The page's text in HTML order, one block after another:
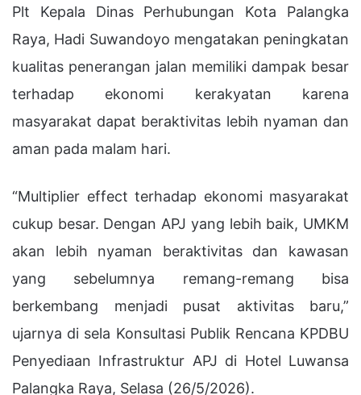
Plt Kepala Dinas Perhubungan Kota Palangka
Raya, Hadi Suwandoyo mengatakan peningkatan
kualitas penerangan jalan memiliki dampak besar
terhadap ekonomi kerakyatan karena
masyarakat dapat beraktivitas lebih nyaman dan
aman pada malam hari.
“Multiplier effect terhadap ekonomi masyarakat
cukup besar. Dengan APJ yang lebih baik, UMKM
akan lebih nyaman beraktivitas dan kawasan
yang sebelumnya remang-remang bisa
berkembang menjadi pusat aktivitas baru,”
ujarnya di sela Konsultasi Publik Rencana KPDBU
Penyediaan Infrastruktur APJ di Hotel Luwansa
Palangka Raya, Selasa (26/5/2026).